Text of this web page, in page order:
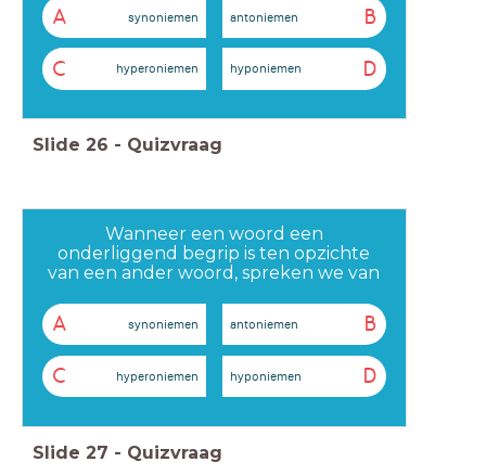
A synoniemen B
antoniemen
C hyperoniemen D
hyponiemen
Slide 26 - Quizvraag
Wanneer een woord een
onderliggend begrip is ten opzichte
van een ander woord, spreken we van
A synoniemen B
antoniemen
C hyperoniemen D
hyponiemen
Slide 27 - Quizvraag